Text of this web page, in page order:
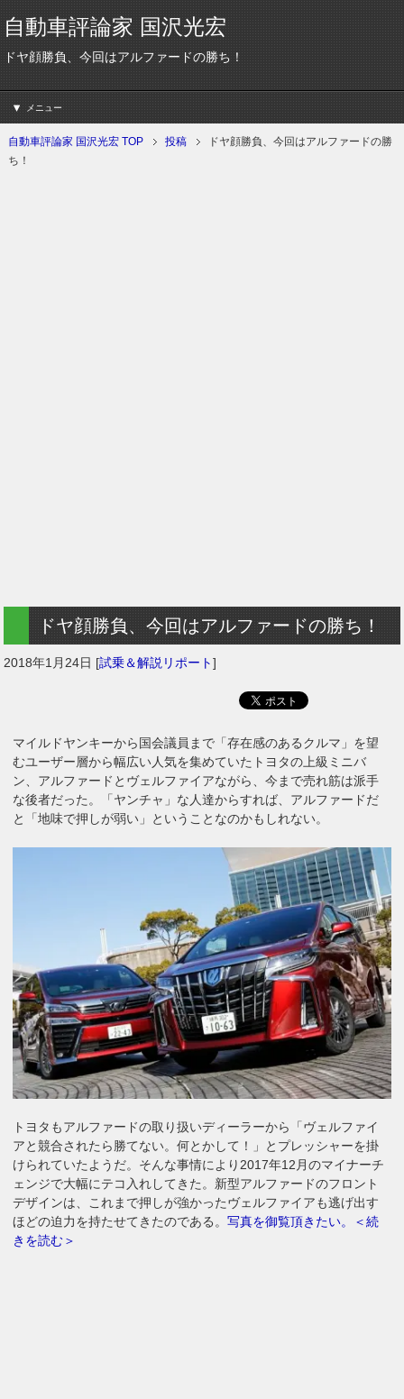
自動車評論家 国沢光宏
ドヤ顔勝負、今回はアルファードの勝ち！
メニュー
自動車評論家 国沢光宏 TOP 投稿
ドヤ顔勝負、今回はアルファードの勝
ち！
ドヤ顔勝負、今回はアルファードの勝ち！
2018年1月24日 [試乗＆解説リポート]
マイルドヤンキーから国会議員まで「存在感のあるクルマ」を望
むユーザー層から幅広い人気を集めていたトヨタの上級ミニバ
ン、アルファードとヴェルファイアながら、今まで売れ筋は派手
な後者だった。「ヤンチャ」な人達からすれば、アルファードだ
と「地味で押しが弱い」ということなのかもしれない。
トヨタもアルファードの取り扱いディーラーから「ヴェルファイ
アと競合されたら勝てない。何とかして！」とプレッシャーを掛
けられていたようだ。そんな事情により2017年12月のマイナーチ
ェンジで大幅にテコ入れしてきた。新型アルファードのフロント
デザインは、これまで押しが強かったヴェルファイアも逃げ出す
ほどの迫力を持たせてきたのである。写真を御覧頂きたい。＜続
きを読む＞